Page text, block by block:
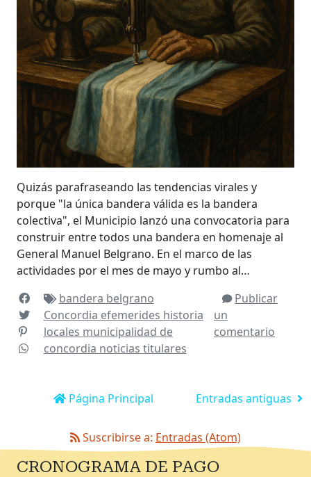
Quizás parafraseando las tendencias virales y
porque "la única bandera válida es la bandera
colectiva", el Municipio lanzó una convocatoria para
construir entre todos una bandera en homenaje al
General Manuel Belgrano. En el marco de las
actividades por el mes de mayo y rumbo al…
bandera belgrano
Concordia efemerides historia
locales municipalidad de
concordia noticias titulares
Publicar
un
comentario
Entradas antiguas
Página Principal
Suscribirse a: Entradas (Atom)
CRONOGRAMA DE PAGO